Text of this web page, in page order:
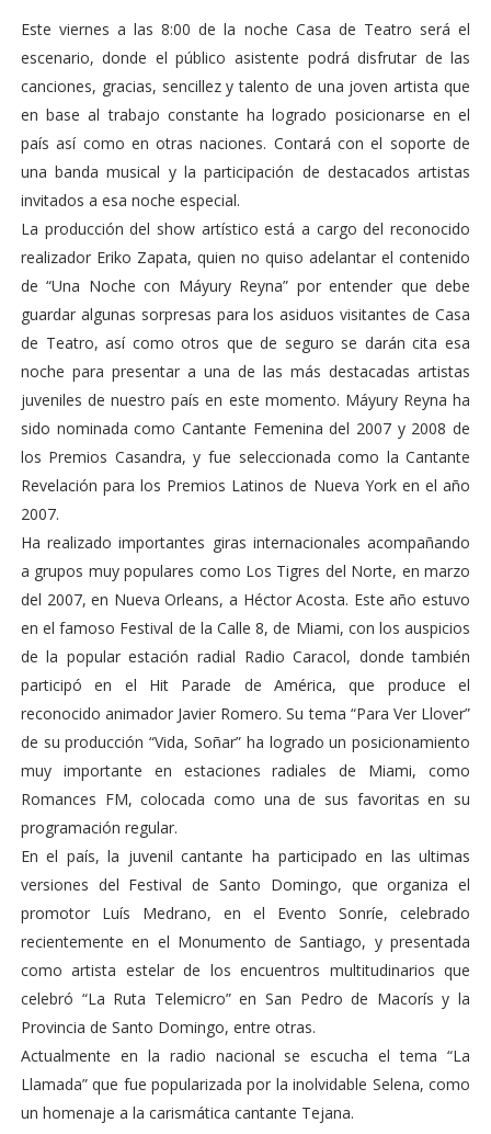
Este viernes a las 8:00 de la noche Casa de Teatro será el
escenario, donde el público asistente podrá disfrutar de las
canciones, gracias, sencillez y talento de una joven artista que
en base al trabajo constante ha logrado posicionarse en el
país así como en otras naciones. Contará con el soporte de
una banda musical y la participación de destacados artistas
invitados a esa noche especial.
La producción del show artístico está a cargo del reconocido
realizador Eriko Zapata, quien no quiso adelantar el contenido
de “Una Noche con Máyury Reyna” por entender que debe
guardar algunas sorpresas para los asiduos visitantes de Casa
de Teatro, así como otros que de seguro se darán cita esa
noche para presentar a una de las más destacadas artistas
juveniles de nuestro país en este momento. Máyury Reyna ha
sido nominada como Cantante Femenina del 2007 y 2008 de
los Premios Casandra, y fue seleccionada como la Cantante
Revelación para los Premios Latinos de Nueva York en el año
2007.
Ha realizado importantes giras internacionales acompañando
a grupos muy populares como Los Tigres del Norte, en marzo
del 2007, en Nueva Orleans, a Héctor Acosta. Este año estuvo
en el famoso Festival de la Calle 8, de Miami, con los auspicios
de la popular estación radial Radio Caracol, donde también
participó en el Hit Parade de América, que produce el
reconocido animador Javier Romero. Su tema “Para Ver Llover”
de su producción “Vida, Soñar” ha logrado un posicionamiento
muy importante en estaciones radiales de Miami, como
Romances FM, colocada como una de sus favoritas en su
programación regular.
En el país, la juvenil cantante ha participado en las ultimas
versiones del Festival de Santo Domingo, que organiza el
promotor Luís Medrano, en el Evento Sonríe, celebrado
recientemente en el Monumento de Santiago, y presentada
como artista estelar de los encuentros multitudinarios que
celebró “La Ruta Telemicro” en San Pedro de Macorís y la
Provincia de Santo Domingo, entre otras.
Actualmente en la radio nacional se escucha el tema “La
Llamada” que fue popularizada por la inolvidable Selena, como
un homenaje a la carismática cantante Tejana.